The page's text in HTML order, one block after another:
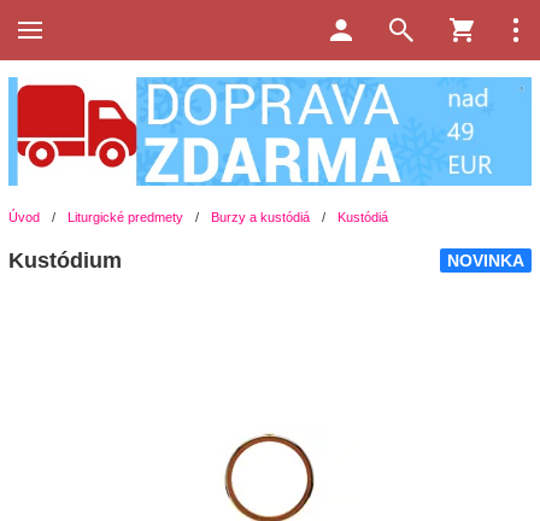
Úvod / Liturgické predmety / Burzy a kustódiá / Kustódiá
NOVINKA
Kustódium